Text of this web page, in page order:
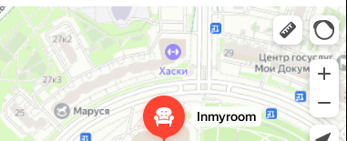
Inmyroom
Магазин мебели в Москве